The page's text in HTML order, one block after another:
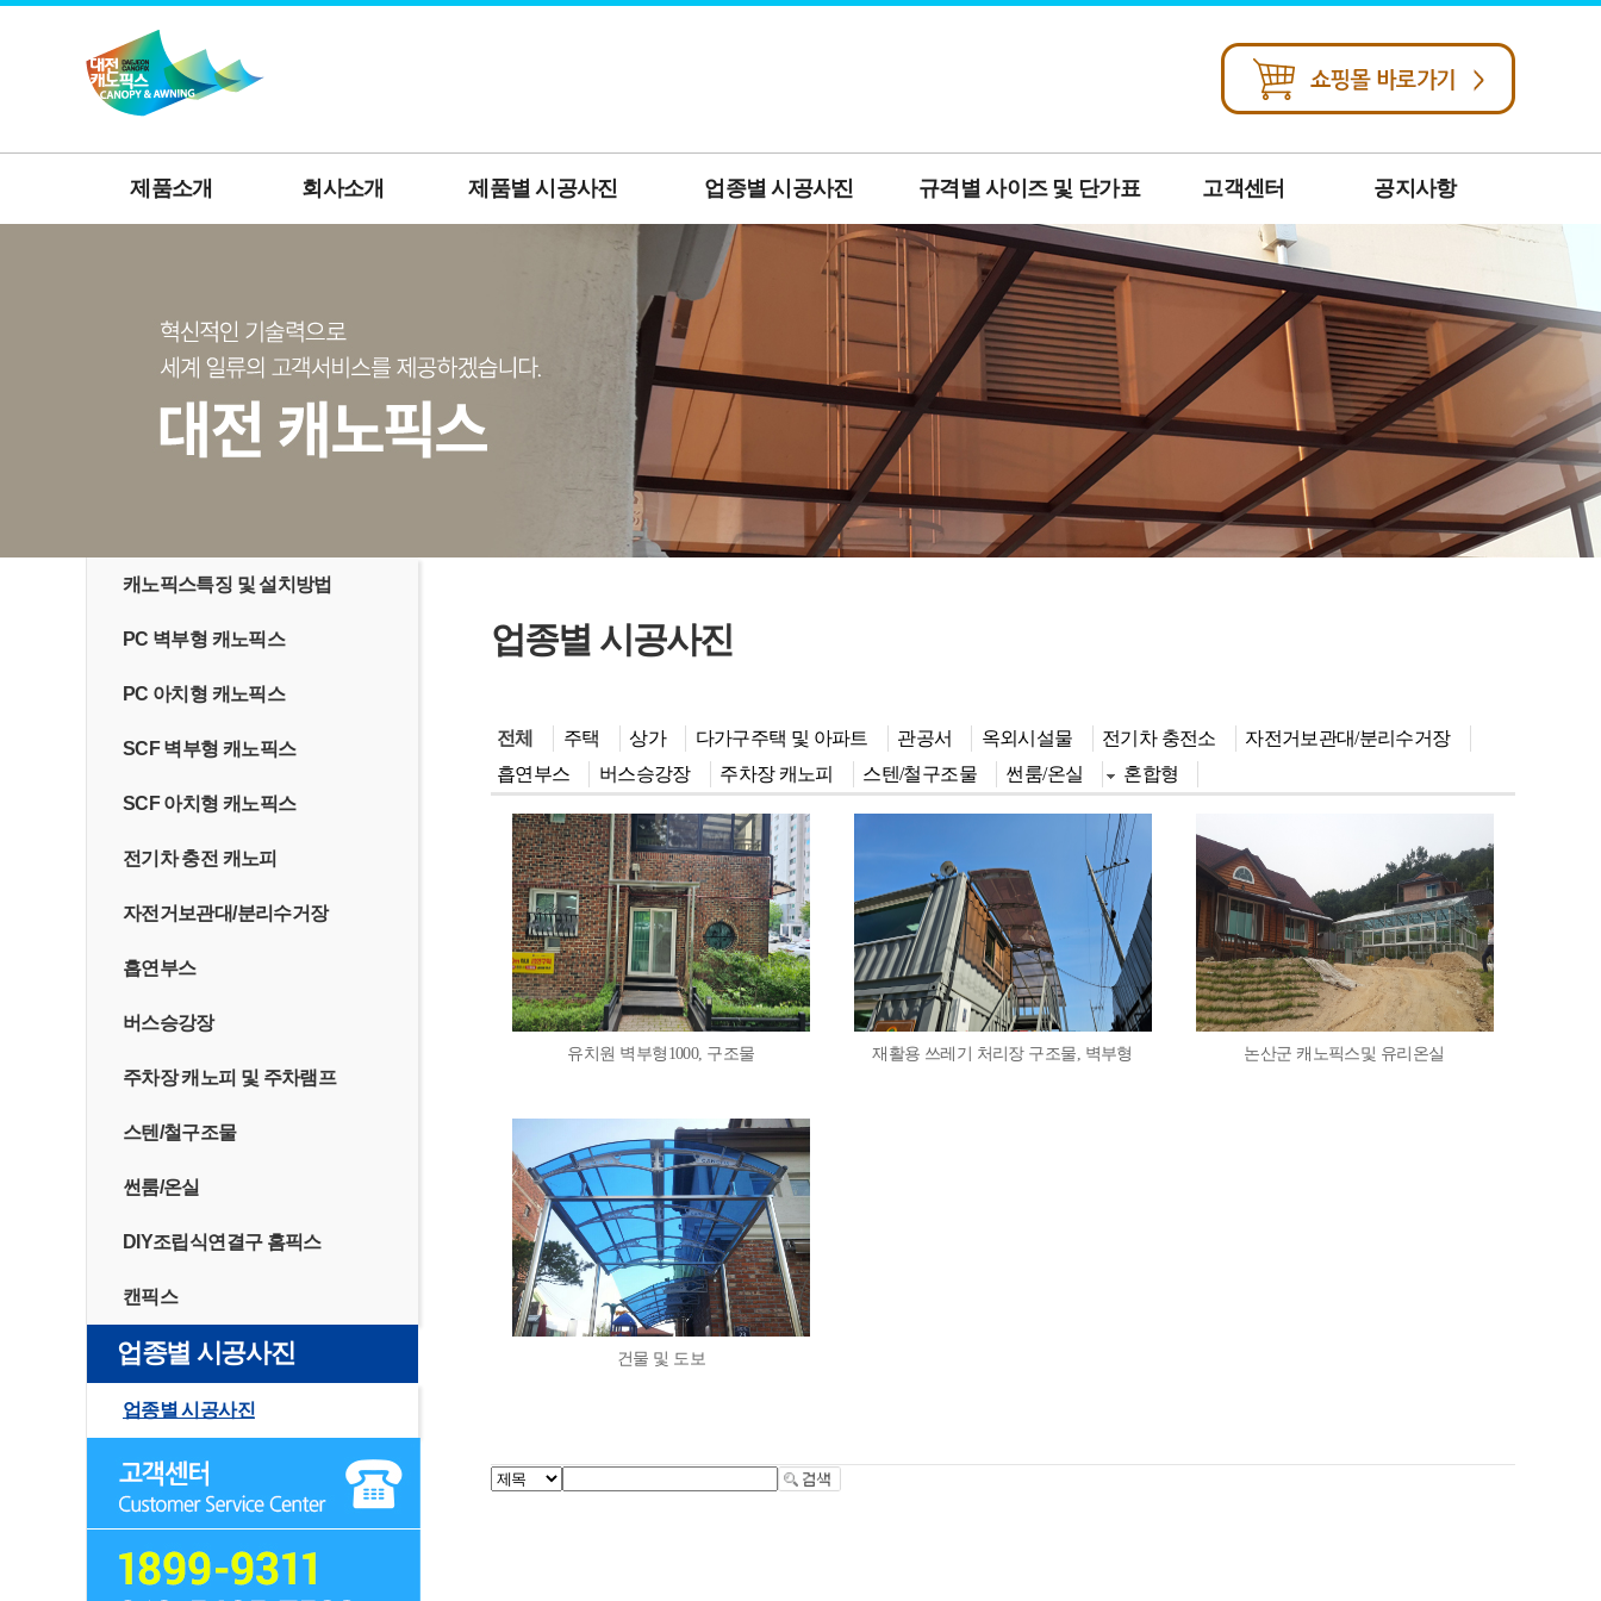
제품소개 회사소개 제품별 시공사진 업종별 시공사진 규격별 사이즈 및 단가표 고객센터 공지사항
캐노픽스특징 및 설치방법
PC 벽부형 캐노픽스
PC 아치형 캐노픽스
SCF 벽부형 캐노픽스
SCF 아치형 캐노픽스
전기차 충전 캐노피
자전거보관대/분리수거장
흡연부스
버스승강장
주차장 캐노피 및 주차램프
스텐/철구조물
썬룸/온실
DIY조립식연결구 홈픽스
캔픽스
업종별 시공사진
업종별 시공사진
업종별 시공사진
전체 주택 상가 다가구주택 및 아파트 관공서 옥외시설물 전기차 충전소
자전거보관대/분리수거장
흡연부스
버스승강장 주차장 캐노피 스텐/철구조물 썬룸/온실 혼합형
유치원 벽부형1000, 구조물 재활용 쓰레기 처리장 구조물, 벽부형 논산군 캐노픽스및 유리온실
건물 및 도보